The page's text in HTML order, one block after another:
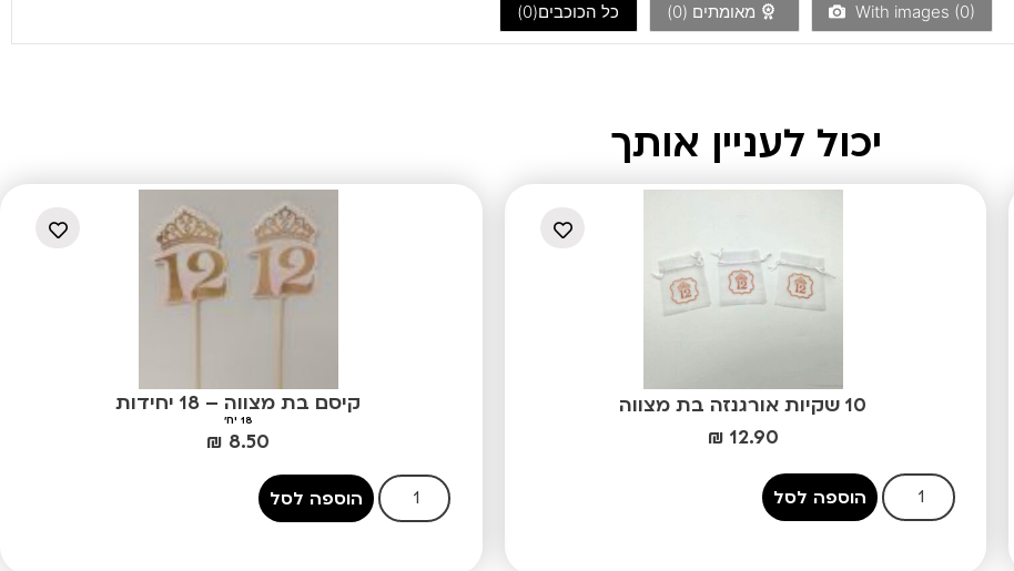
With images (0) מאומתים (0
) כל הכוכבים(0
)
יכול לעניין אותך
10 שקיות אורגנזה בת מצווה
₪ 12.90
הוספה לסל
קיסם בת מצווה – 18 יחידות
18 יח'
₪ 8.50
הוספה לסל